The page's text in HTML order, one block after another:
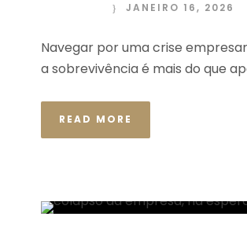
JANEIRO 16, 2026
Navegar por uma crise
a sobrevivência é mais do que
READ MORE